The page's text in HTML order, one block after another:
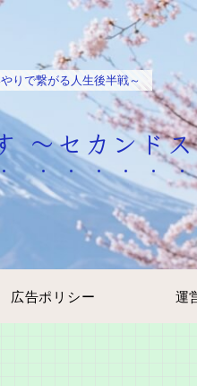
りで繋がる人生後半戦～
～セカンド
広告ポリシー 運